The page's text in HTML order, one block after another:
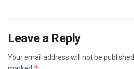
Leave a Reply
Your email address will not be published.